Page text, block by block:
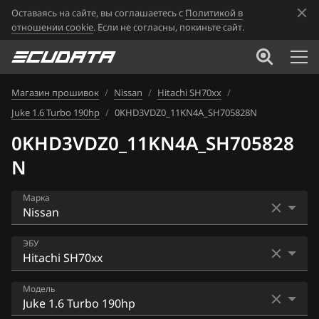
Оставаясь на сайте, вы соглашаетесь с Политикой в
отношении cookie. Если не согласны, покиньте сайт.
Магазин прошивок / Nissan / Hitachi SH70xx /
Juke 1.6 Turbo 190hp / 0KHD3VDZ0_11KN4A_SH705828N
0KHD3VDZ0_11KN4A_SH705828
N
Марка
Acura
Alfa Romeo
ATLAS
ЭБУ
Bosch EDC16CP33
Bosch EDC17C84
Модель